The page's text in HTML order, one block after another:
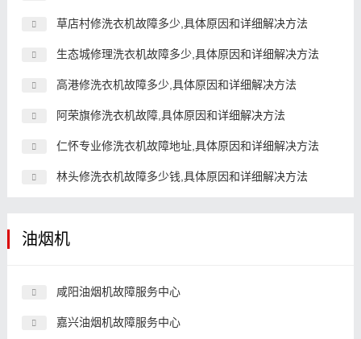
草店村修洗衣机故障多少,具体原因和详细解决方法
生态城修理洗衣机故障多少,具体原因和详细解决方法
高港修洗衣机故障多少,具体原因和详细解决方法
阿荣旗修洗衣机故障,具体原因和详细解决方法
仁怀专业修洗衣机故障地址,具体原因和详细解决方法
林头修洗衣机故障多少钱,具体原因和详细解决方法
油烟机
咸阳油烟机故障服务中心
嘉兴油烟机故障服务中心